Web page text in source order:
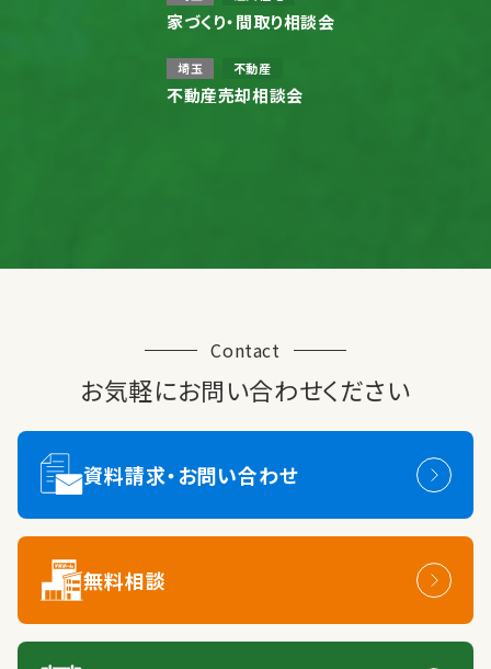
家づくり・間取り相談会
埼玉 不動産
不動産売却相談会
Contact
お気軽にお問い合わせください
資料請求・お問い合わせ
無料相談